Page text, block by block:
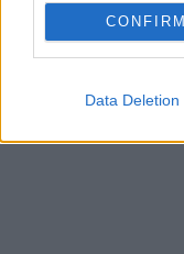
CONFIRM
Data Deletion